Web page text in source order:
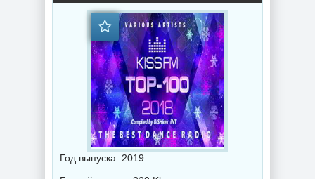
Год выпуска: 2019